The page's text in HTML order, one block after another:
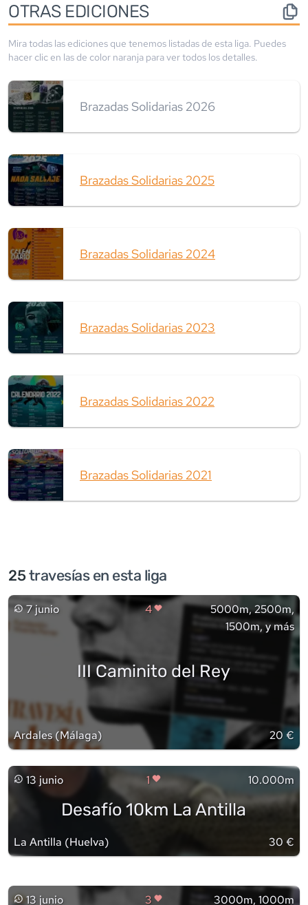
OTRAS EDICIONES
Mira todas las ediciones que tenemos listadas de esta liga. Puedes
hacer clic en las de color naranja para ver todos los detalles.
Brazadas Solidarias 2026
Brazadas Solidarias 2025
Brazadas Solidarias 2024
Brazadas Solidarias 2023
Brazadas Solidarias 2022
Brazadas Solidarias 2021
25travesíasen esta liga
7 junio 4
5000m, 2500m,
1500m, y más
III Caminito del Rey
Ardales(Málaga) 20 €
13 junio 1 10.000m
Desafío 10km La Antilla
La Antilla (Huelva) 30 €
13 junio 3 3000m, 1000m